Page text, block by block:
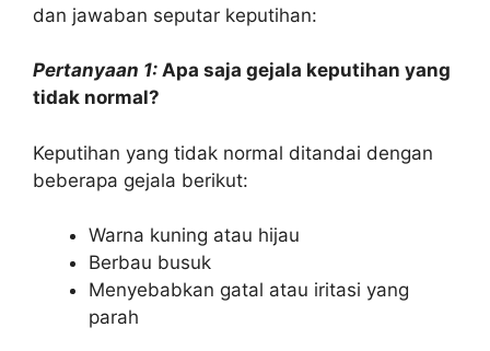
dan jawaban seputar keputihan:
Pertanyaan 1: Apa saja gejala keputihan yang
tidak normal?
Keputihan yang tidak normal ditandai dengan
beberapa gejala berikut:
Warna kuning atau hijau
Berbau busuk
Menyebabkan gatal atau iritasi yang
parah